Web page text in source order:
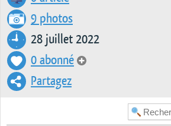
9 photos
28 juillet 2022
0 abonné
Partagez